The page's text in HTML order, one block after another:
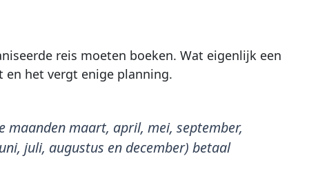
reis moeten boeken. Wat eigenlijk een
en het vergt enige planning.
maanden maart, april, mei, september,
juli, augustus en december) betaal